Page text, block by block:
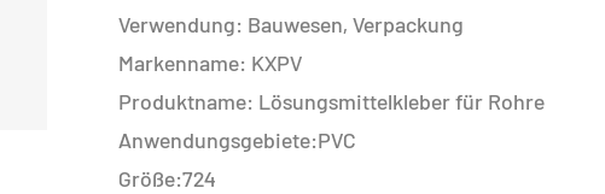
Verwendung: Bauwesen, Verpackung
Markenname: KXPV
Produktname: Lösungsmittelkleber für Rohre
Anwendungsgebiete:PVC
Größe:724